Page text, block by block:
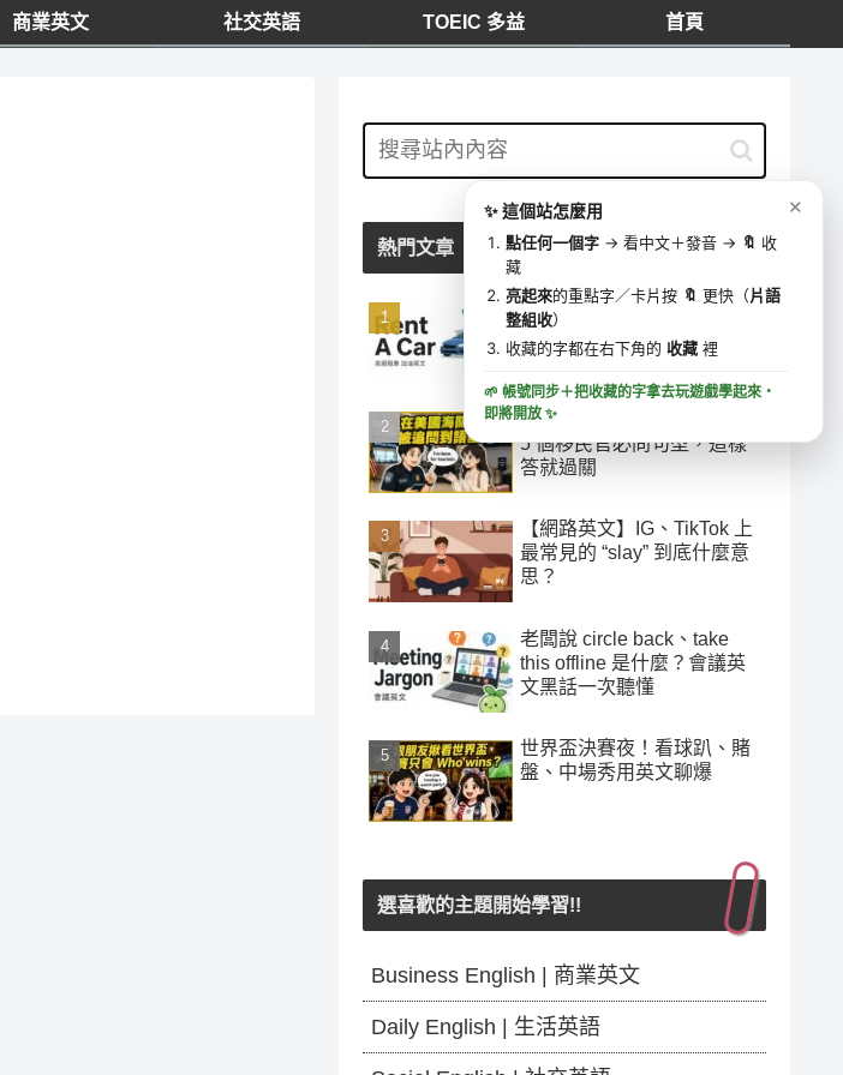
商業英文 社交英語 TOEIC 多益 首頁
熱門文章
「加油」千萬別說 add oil！
美國租車加油最容易搞錯的
英文
在美國海關被追問到語塞？
5 個移民官必問句型，這樣
答就過關
【網路英文】IG、TikTok 上
最常見的 “slay” 到底什麼意
思？
老闆說 circle back、take
this offline 是什麼？會議英
文黑話一次聽懂
世界盃決賽夜！看球趴、賭
盤、中場秀用英文聊爆
選喜歡的主題開始學習!!
Business English | 商業英文
Daily English | 生活英語
我的收藏 0 字 ⋯
🔍
✨ 這個站怎麼用
點任何一個字 → 看中文＋發音 → 🔖 收
藏
亮起來的重點字／卡片按 🔖 更快（片語
整組收）
收藏的字都在右下角的 收藏 裡
🌱 帳號同步＋把收藏的字拿去玩遊戲學起來・
即將開放 ✨
✕